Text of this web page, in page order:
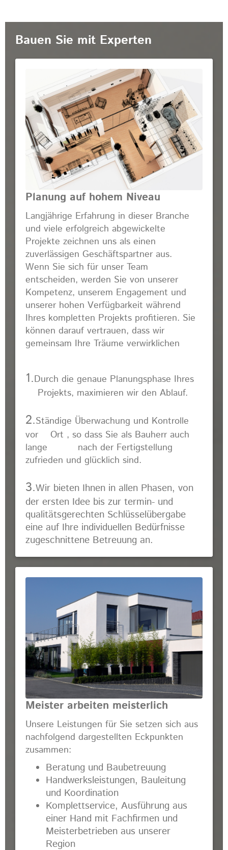
Bauen Sie mit Experten
Planung auf hohem Niveau
Langjährige Erfahrung in dieser Branche
und viele erfolgreich abgewickelte
Projekte zeichnen uns als einen
zuverlässigen Geschäftspartner aus.
Wenn Sie sich für unser Team
entscheiden, werden Sie von unserer
Kompetenz, unserem Engagement und
unserer hohen Verfügbarkeit während
Ihres kompletten Projekts profitieren. Sie
können darauf vertrauen, dass wir
gemeinsam Ihre Träume verwirklichen
1.Durch die genaue Planungsphase Ihres
Projekts, maximieren wir den Ablauf.
2.Ständige Überwachung und Kontrolle
vor Ort , so dass Sie als Bauherr auch
lange nach der Fertigstellung
zufrieden und glücklich sind.
3.Wir bieten Ihnen in allen Phasen, von
der ersten Idee bis zur termin- und
qualitätsgerechten Schlüsselübergabe
eine auf Ihre individuellen Bedürfnisse
zugeschnittene Betreuung an.
Meister arbeiten meisterlich
Unsere Leistungen für Sie setzen sich aus
nachfolgend dargestellten Eckpunkten
zusammen:
Beratung und Baubetreuung
Handwerksleistungen, Bauleitung
und Koordination
Komplettservice, Ausführung aus
einer Hand mit Fachfirmen und
Meisterbetrieben aus unserer
Region